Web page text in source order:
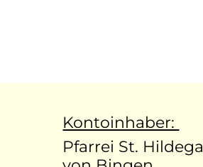
Kontoinhaber:
Pfarrei St.